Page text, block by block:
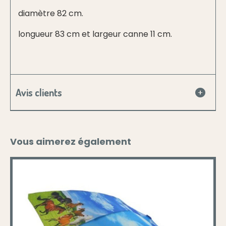
diamètre 82 cm.
longueur 83 cm et largeur canne 11 cm.
Avis clients
Vous aimerez également